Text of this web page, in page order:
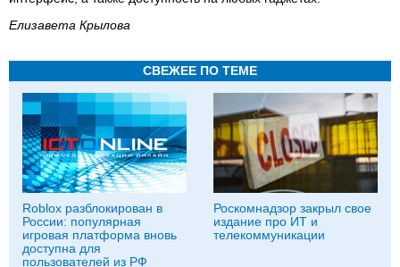
Елизавета Крылова
СВЕЖЕЕ ПО ТЕМЕ
Roblox разблокирован в
России: популярная
игровая платформа вновь
доступна для
пользователей из РФ
Роскомнадзор закрыл свое
издание про ИТ и
телекоммуникации